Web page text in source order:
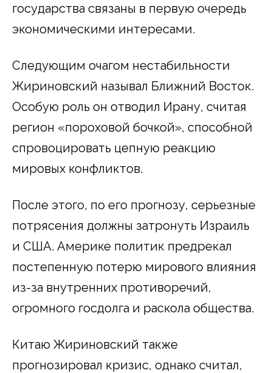
государства связаны в первую очередь
экономическими интересами.
Следующим очагом нестабильности
Жириновский называл Ближний Восток.
Особую роль он отводил Ирану, считая
регион «пороховой бочкой», способной
спровоцировать цепную реакцию
мировых конфликтов.
После этого, по его прогнозу, серьезные
потрясения должны затронуть Израиль
и США. Америке политик предрекал
постепенную потерю мирового влияния
из-за внутренних противоречий,
огромного госдолга и раскола общества.
Китаю Жириновский также
прогнозировал кризис, однако считал,